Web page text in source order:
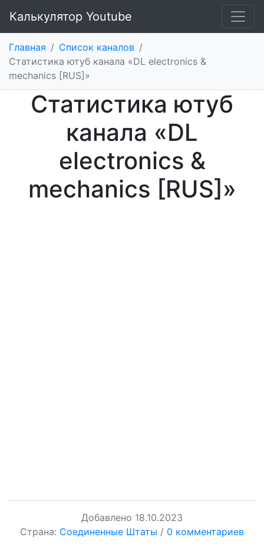
Калькулятор Youtube
Главная / Список каналов /
Статистика ютуб канала «DL electronics &
mechanics [RUS]»
Статистика ютуб
канала «DL
electronics &
mechanics [RUS]»
Добавлено 18.10.2023
Страна: Соединенные Штаты / 0 комментариев